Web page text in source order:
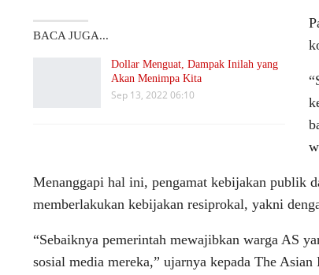
BACA JUGA...
Dollar Menguat, Dampak Inilah yang
Akan Menimpa Kita
Sep 13, 2022 06:10
Menanggapi hal ini, pengamat kebijakan publik
memberlakukan kebijakan resiprokal, yakni
“Sebaiknya pemerintah mewajibkan warga AS
sosial media mereka,” ujarnya kepada The Asian